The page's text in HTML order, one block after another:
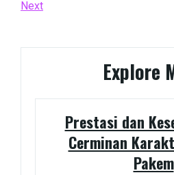
navigation
Post
Next
Next
Explore
Prestasi dan
Cerminan
Pakem